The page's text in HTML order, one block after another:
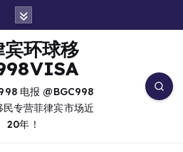
电报 @BGC998
专营菲律宾市场近
20年！